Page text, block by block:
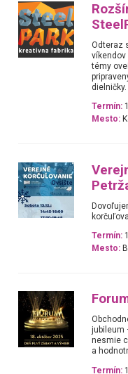
Odteraz
témy
dielničky.
Termín:
Mesto:
Termín:
Mesto:
jubileum
nesmie
a
Termín: